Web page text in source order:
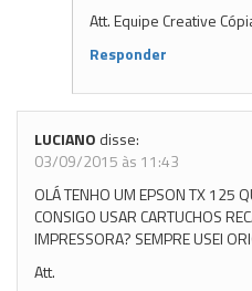
Att. Equipe Creative
Responder
LUCIANO disse:
03/09/2015 às 11:43
OLÁ TENHO UM EPSON TX 125
CONSIGO USAR CARTUCHOS
IMPRESSORA? SEMPRE USEI
Att.